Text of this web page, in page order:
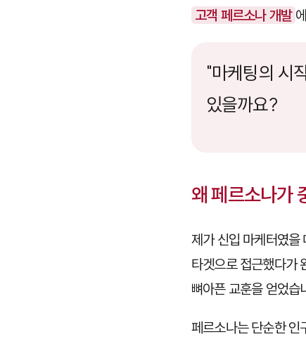
고객 페르소나 개발
"마케팅의 시
있을까요?
왜 페르소나가
제가 신입 마케터였
타겟으로 접근했다가
뼈아픈 교훈을 얻었습
페르소나는 단순한 인